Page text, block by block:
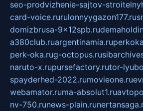
seo-prodvizhenie-sajtov-
card-voice.rurulonnyygazon177.ru
domizbrusa-9x12spb.ru
a380club.ruargentinamia.ru
perk-oka.rug-octopus.ru
naruto-x.rupursefactory.rutor-
spayderhed-2022.rumovieone.ru
webamator.ruma-absolut1.ru
nv-750.runews-plain.ru